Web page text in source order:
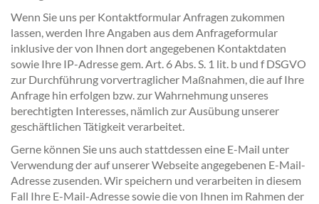
Wenn Sie uns per Kontaktformular Anfragen zukommen
lassen, werden Ihre Angaben aus dem Anfrageformular
inklusive der von Ihnen dort angegebenen Kontaktdaten
sowie Ihre IP-Adresse gem. Art. 6 Abs. S. 1 lit. b und f DSGVO
zur Durchführung vorvertraglicher Maßnahmen, die auf Ihre
Anfrage hin erfolgen bzw. zur Wahrnehmung unseres
berechtigten Interesses, nämlich zur Ausübung unserer
geschäftlichen Tätigkeit verarbeitet.
Gerne können Sie uns auch stattdessen eine E-Mail unter
Verwendung der auf unserer Webseite angegebenen E-Mail-
Adresse zusenden. Wir speichern und verarbeiten in diesem
Fall Ihre E-Mail-Adresse sowie die von Ihnen im Rahmen der